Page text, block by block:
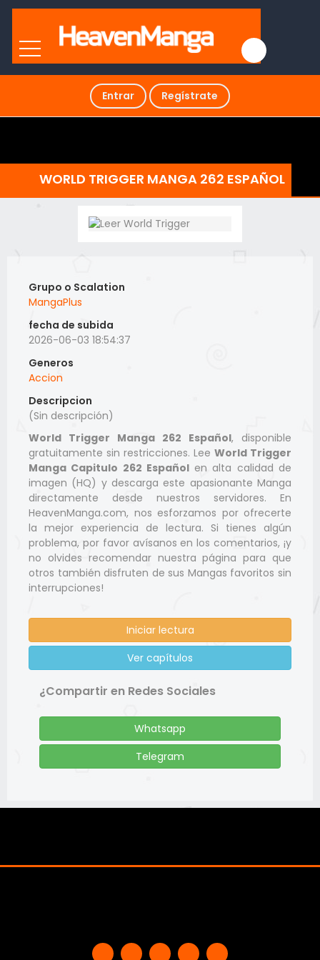
Entrar Regístrate
WORLD TRIGGER MANGA 262 ESPAÑOL
Grupo o Scalation
MangaPlus
fecha de subida
2026-06-03 18:54:37
Generos
Accion
Descripcion
(Sin descripción)
World Trigger Manga 262 Español, disponible
gratuitamente sin restricciones. Lee World Trigger
Manga Capitulo 262 Españolen alta calidad de
imagen (HQ) y descarga este apasionante Manga
directamente desde nuestros servidores. En
HeavenManga.com, nos esforzamos por ofrecerte
la mejor experiencia de lectura. Si tienes algún
problema, por favor avísanos en los comentarios, ¡y
no olvides recomendar nuestra página para que
otros también disfruten de sus Mangas favoritos sin
interrupciones!
Iniciar lectura
Ver capítulos
¿Compartir en Redes Sociales
Whatsapp
Telegram